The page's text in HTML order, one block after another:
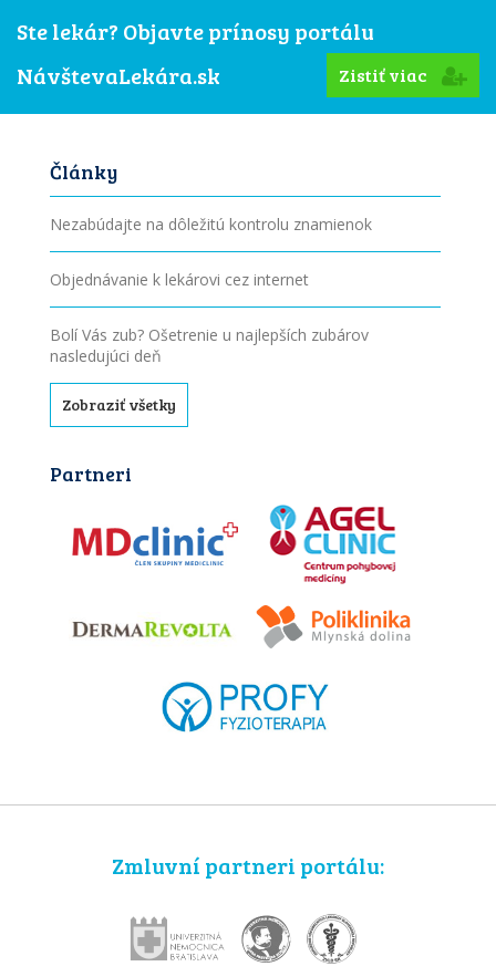
Ste lekár? Objavte prínosy portálu
NávštevaLekára.sk
Zistiť viac
Články
Nezabúdajte na dôležitú kontrolu znamienok
Objednávanie k lekárovi cez internet
Bolí Vás zub? Ošetrenie u najlepších zubárov
nasledujúci deň
Zobraziť všetky
Partneri
Zmluvní partneri portálu: